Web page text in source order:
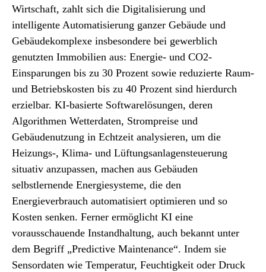
Wirtschaft, zahlt sich die Digitalisierung und
intelligente Automatisierung ganzer Gebäude und
Gebäudekomplexe insbesondere bei gewerblich
genutzten Immobilien aus: Energie- und CO2-
Einsparungen bis zu 30 Prozent sowie reduzierte Raum-
und Betriebskosten bis zu 40 Prozent sind hierdurch
erzielbar. KI-basierte Softwarelösungen, deren
Algorithmen Wetterdaten, Strompreise und
Gebäudenutzung in Echtzeit analysieren, um die
Heizungs-, Klima- und Lüftungsanlagensteuerung
situativ anzupassen, machen aus Gebäuden
selbstlernende Energiesysteme, die den
Energieverbrauch automatisiert optimieren und so
Kosten senken. Ferner ermöglicht KI eine
vorausschauende Instandhaltung, auch bekannt unter
dem Begriff „Predictive Maintenance“. Indem sie
Sensordaten wie Temperatur, Feuchtigkeit oder Druck